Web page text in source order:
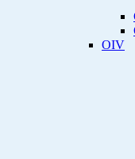
OIV